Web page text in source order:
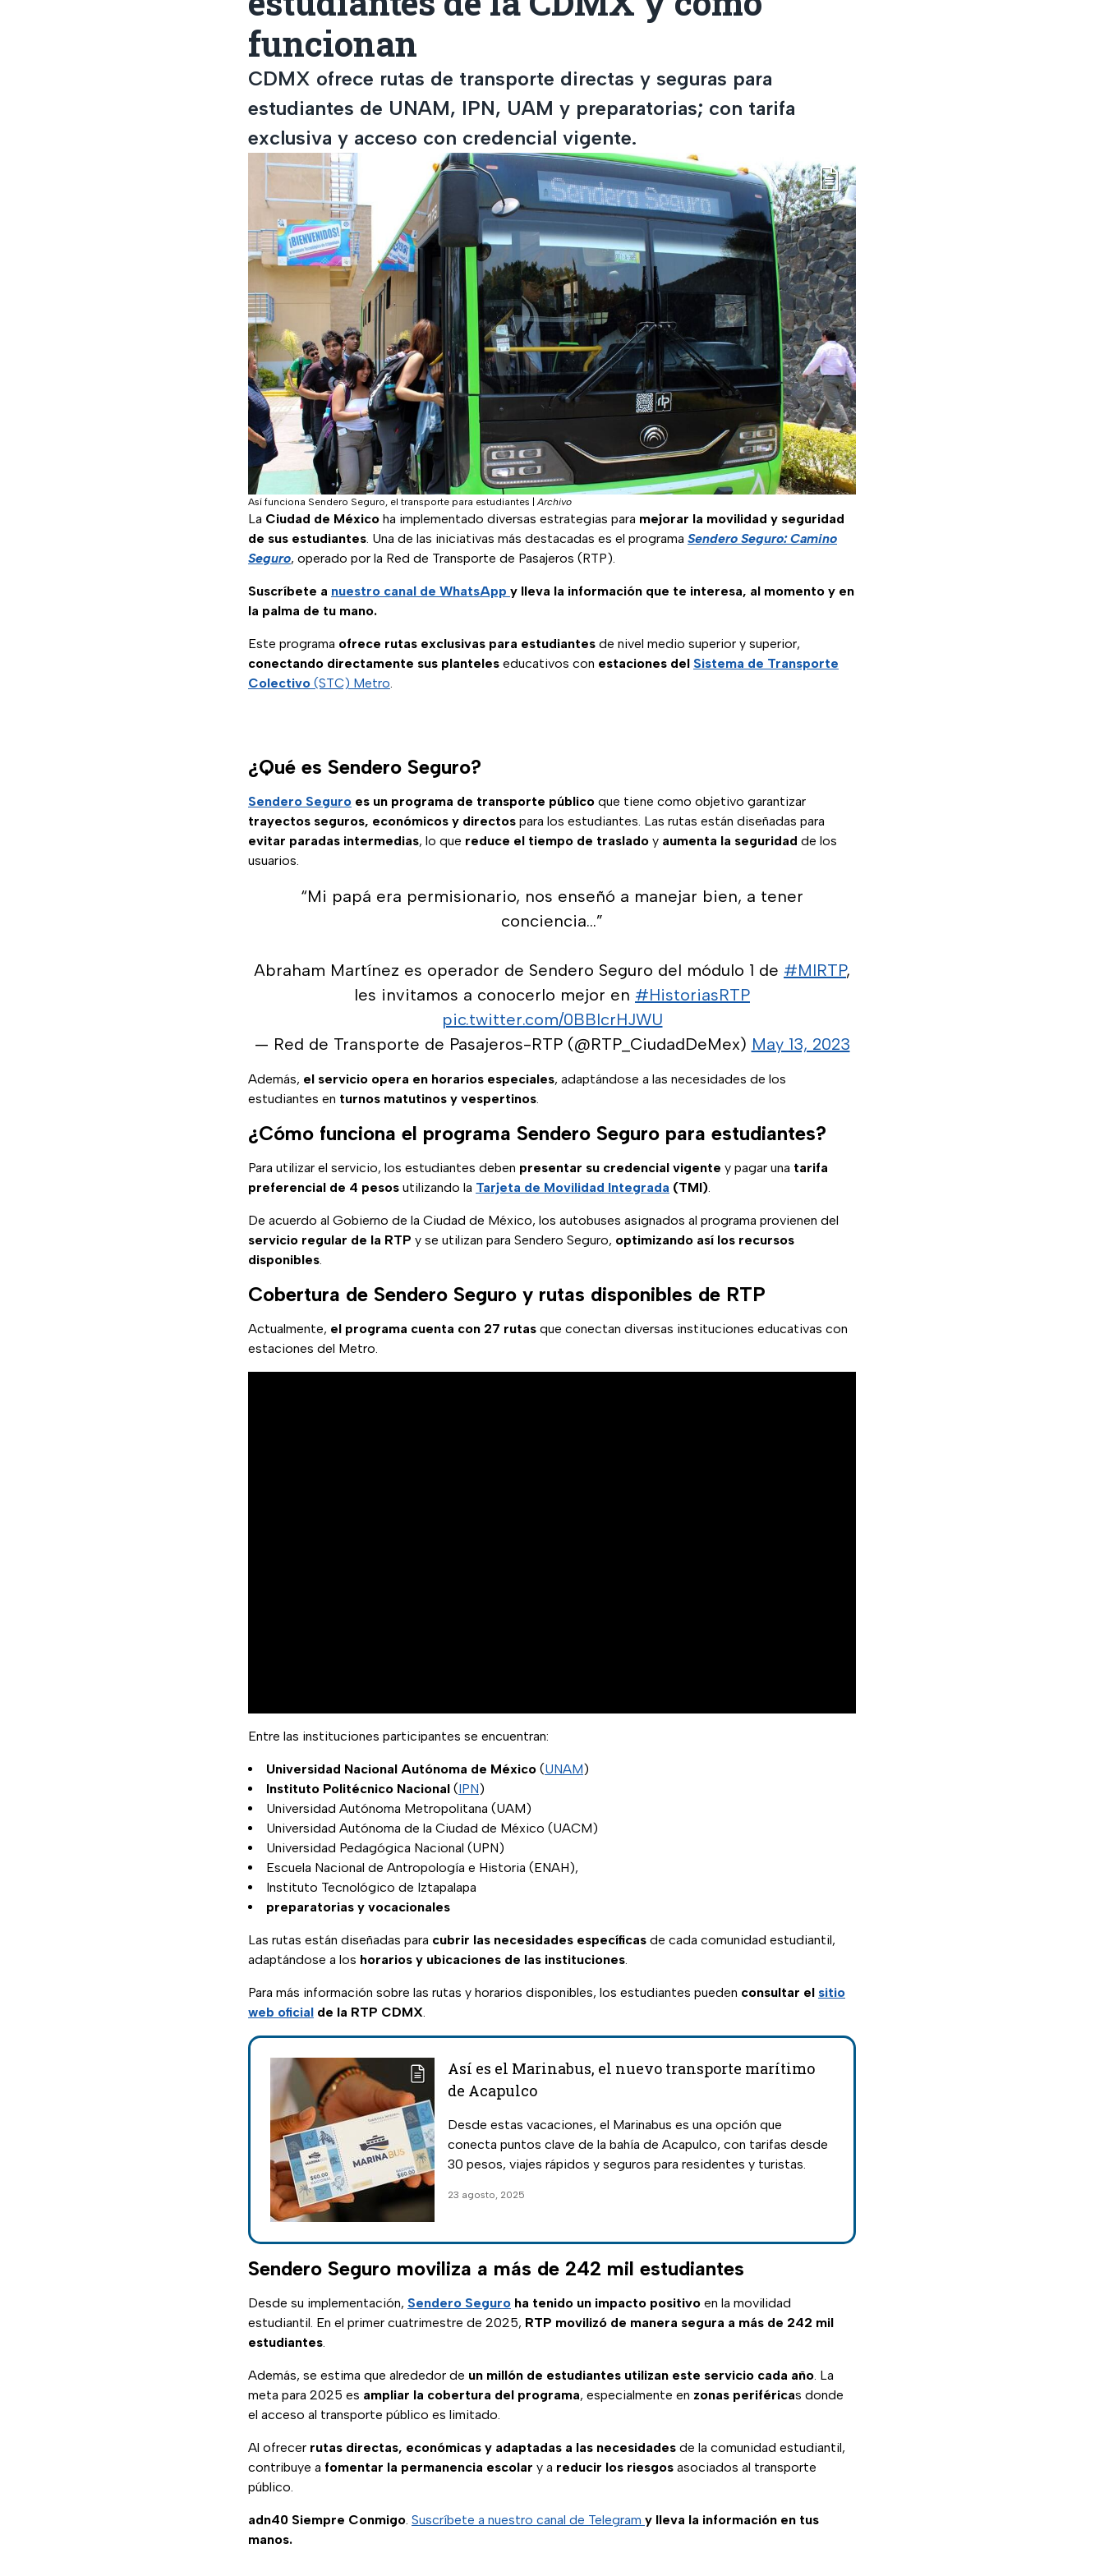
funcionan
CDMX ofrece rutas de transporte directas y seguras para
estudiantes de UNAM, IPN, UAM y preparatorias; con tarifa
exclusiva y acceso con credencial vigente.
Así funciona Sendero Seguro, el transporte para estudiantes |Archivo
La Ciudad de México ha implementado diversas estrategias para mejorar la movilidad y seguridad
de sus estudiantes. Una de las iniciativas más destacadas es el programa Sendero Seguro: Camino
Seguro, operado por la Red de Transporte de Pasajeros (RTP).
Suscríbete a nuestro canal de WhatsApp y lleva la información que te interesa, al momento y en
la palma de tu mano.
Este programa ofrece rutas exclusivas para estudiantes de nivel medio superior y superior,
conectando directamente sus planteles educativos con estaciones del Sistema de Transporte
Colectivo (STC) Metro.
¿Qué es Sendero Seguro?
Sendero Seguro es un programa de transporte público que tiene como objetivo garantizar
trayectos seguros, económicos y directos para los estudiantes. Las rutas están diseñadas para
evitar paradas intermedias, lo que reduce el tiempo de traslado y aumenta la seguridad de los
usuarios.
“Mi papá era permisionario, nos enseñó a manejar bien, a tener
conciencia…”
Abraham Martínez es operador de Sendero Seguro del módulo 1 de #MIRTP,
les invitamos a conocerlo mejor en #HistoriasRTP
pic.twitter.com/0BBIcrHJWU
— Red de Transporte de Pasajeros-RTP (@RTP_CiudadDeMex) May 13, 2023
Además, el servicio opera en horarios especiales, adaptándose a las necesidades de los
estudiantes en turnos matutinos y vespertinos.
¿Cómo funciona el programa Sendero Seguro para estudiantes?
Para utilizar el servicio, los estudiantes deben presentar su credencial vigente y pagar una tarifa
preferencial de 4 pesos utilizando la Tarjeta de Movilidad Integrada (TMI).
De acuerdo al Gobierno de la Ciudad de México, los autobuses asignados al programa provienen del
servicio regular de la RTP y se utilizan para Sendero Seguro, optimizando así los recursos
disponibles.
Cobertura de Sendero Seguro y rutas disponibles de RTP
Actualmente, el programa cuenta con 27 rutas que conectan diversas instituciones educativas con
estaciones del Metro.
Entre las instituciones participantes se encuentran:
Universidad Nacional Autónoma de México (UNAM)
Instituto Politécnico Nacional (IPN)
Universidad Autónoma Metropolitana (UAM)
Universidad Autónoma de la Ciudad de México (UACM)
Universidad Pedagógica Nacional (UPN)
Escuela Nacional de Antropología e Historia (ENAH),
Instituto Tecnológico de Iztapalapa
preparatorias y vocacionales
Las rutas están diseñadas para cubrir las necesidades específicas de cada comunidad estudiantil,
adaptándose a los horarios y ubicaciones de las instituciones.
Para más información sobre las rutas y horarios disponibles, los estudiantes pueden consultar el sitio
web oficial de la RTP CDMX.
Así es el Marinabus, el nuevo transporte marítimo
de Acapulco
Desde estas vacaciones, el Marinabus es una opción que
conecta puntos clave de la bahía de Acapulco, con tarifas desde
30 pesos, viajes rápidos y seguros para residentes y turistas.
23 agosto, 2025
Sendero Seguro moviliza a más de 242 mil estudiantes
Desde su implementación, Sendero Seguro ha tenido un impacto positivo en la movilidad
estudiantil. En el primer cuatrimestre de 2025, RTP movilizó de manera segura a más de 242 mil
estudiantes.
Además, se estima que alrededor de un millón de estudiantes utilizan este servicio cada año. La
meta para 2025 es ampliar la cobertura del programa, especialmente en zonas periféricas donde
el acceso al transporte público es limitado.
Al ofrecer rutas directas, económicas y adaptadas a las necesidades de la comunidad estudiantil,
contribuye a fomentar la permanencia escolar y a reducir los riesgos asociados al transporte
público.
adn40 Siempre Conmigo. Suscríbete a nuestro canal de Telegram y lleva la información en tus
manos.